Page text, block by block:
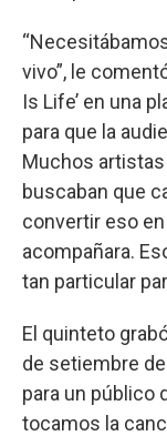
vivo”, le
Is Life’ en una
para que la
Muchos
buscaban que
convertir eso
acompañara.
tan particular
El quinteto
de setiembre
para un público
tocamos la